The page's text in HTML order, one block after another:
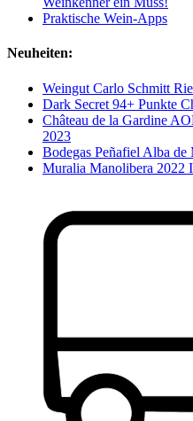
Praktische Wein-Apps
Neuheiten:
Weingut Carlo Schmitt
Dark Secret 94+ Punkte
Château de la Gardine
2023
Bodegas Peñafiel Alba
Muralia Manolibera 2022